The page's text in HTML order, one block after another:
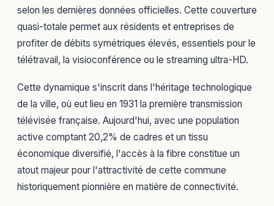
selon les dernières données officielles. Cette couverture
quasi-totale permet aux résidents et entreprises de
profiter de débits symétriques élevés, essentiels pour le
télétravail, la visioconférence ou le streaming ultra-HD.
Cette dynamique s'inscrit dans l'héritage technologique
de la ville, où eut lieu en 1931 la première transmission
télévisée française. Aujourd'hui, avec une population
active comptant 20,2% de cadres et un tissu
économique diversifié, l'accès à la fibre constitue un
atout majeur pour l'attractivité de cette commune
historiquement pionnière en matière de connectivité.